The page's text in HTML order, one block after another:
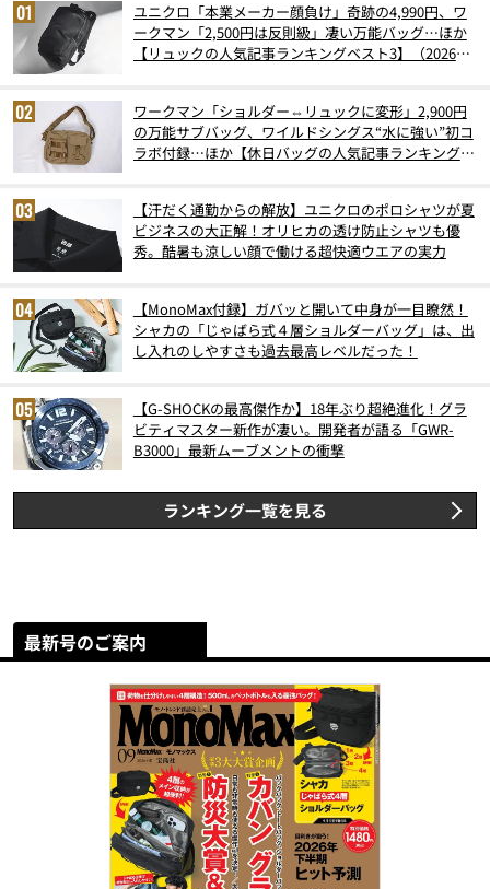
ユニクロ「本業メーカー顔負け」奇跡の4,990円、ワ
ークマン「2,500円は反則級」凄い万能バッグ…ほか
【リュックの人気記事ランキングベスト3】（2026年
ワークマン「ショルダー⇔リュックに変形」2,900円
の万能サブバッグ、ワイルドシングス“水に強い”初コ
ラボ付録…ほか【休日バッグの人気記事ランキングベ
【汗だく通勤からの解放】ユニクロのポロシャツが夏
ビジネスの大正解！オリヒカの透け防止シャツも優
秀。酷暑も涼しい顔で働ける超快適ウエアの実力
【MonoMax付録】ガバッと開いて中身が一目瞭然！
シャカの「じゃばら式４層ショルダーバッグ」は、出
し入れのしやすさも過去最高レベルだった！
【G-SHOCKの最高傑作か】18年ぶり超絶進化！グラ
ビティマスター新作が凄い。開発者が語る「GWR-
B3000」最新ムーブメントの衝撃
ランキング一覧を見る
最新号のご案内